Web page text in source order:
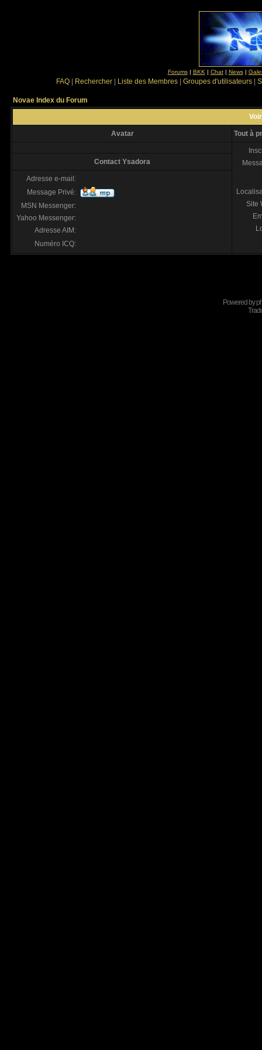
Forums| BKK | Chat| News|
FAQ Rechercher Liste des Membres Groupes d'utilisateurs
Novae Index du Forum
Avatar Tout à
Site
Contact Ysadora
Adresse e-mail:
Message Privé:
MSN Messenger:
Yahoo Messenger:
Adresse AIM:
Numéro ICQ:
Powered by